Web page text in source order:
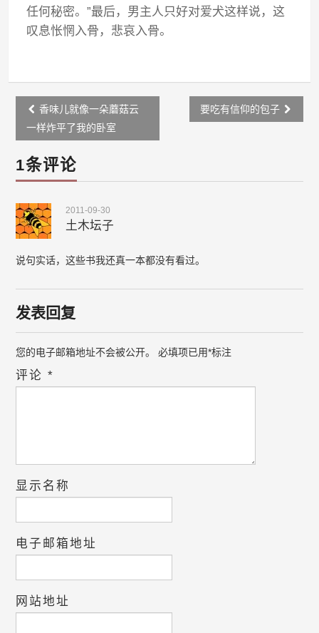
任何秘密。”最后，男主人只好对爱犬这样说，这
叹息怅惘入骨，悲哀入骨。
Post
navigation
香味儿就像一朵蘑菇云
一样炸平了我的卧室
要吃有信仰的包子
1条评论
2011-09-30
土木坛子
说句实话，这些书我还真一本都没有看过。
发表回复
您的电子邮箱地址不会被公开。 必填项已用*标注
评论*
显示名称
电子邮箱地址
网站地址